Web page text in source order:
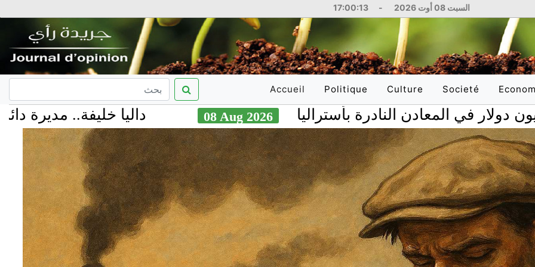
السبت 08 أوت 2026 -
17:00:14
Accueil
(current)
Politique
National
International
Culture
Littérature
Philosophie
Arts
Réflexions
Médias
Societé
Education
Santé
Sciences
Justice
National داليا خليفة.. مديرة دائرة 08 Aug 2026